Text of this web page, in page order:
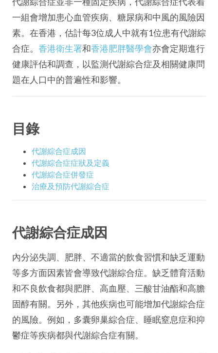
一組會增加患心血管疾病、糖尿病和中風的風險因
素。在香港，估計每3位成人中就有1位患有代謝綜
合症。 香港衛生署和香港肥胖醫學會亦會定期進行
健康評估和調查，以監測代謝綜合症及相關健康問
題在人口中的普遍性和影響。
目錄
代謝綜合症成因
代謝綜合症症狀及定義
代謝綜合症併發症
治療及預防代謝綜合症
代謝綜合症成因
內分泌失調、肥胖、不適當的飲食習慣和缺乏運動
等多方面因素皆會導致代謝綜合症。缺乏體育活動
和不良飲食都與肥胖、高血壓、三酸甘油酯和高膽
固醇有關。另外，其他疾病也可能增加代謝綜合症
的風險。例如，多囊卵巢綜合症、睡眠窒息症和抑
鬱症等疾病都與代謝綜合症有關。